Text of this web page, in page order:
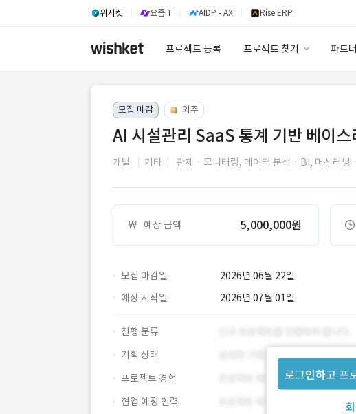
위시켓 요즘IT AIDP - AX Rise ERP
프로젝트 등록 프로젝트 찾기 파트
모집 마감 외주
AI 시설관리 SaaS 통계 기반 베이
개발 기타 관제ㆍ모니터링, 데이터 분석ㆍBI, 머신러닝
예상 금액 5,000,000원
모집 마감일 2026년 06월 22일
로그인하고 프
예상 시작일 2026년 07월 01일
진행 분류
기획 상태
프로젝트 경험
협업 예정 인력